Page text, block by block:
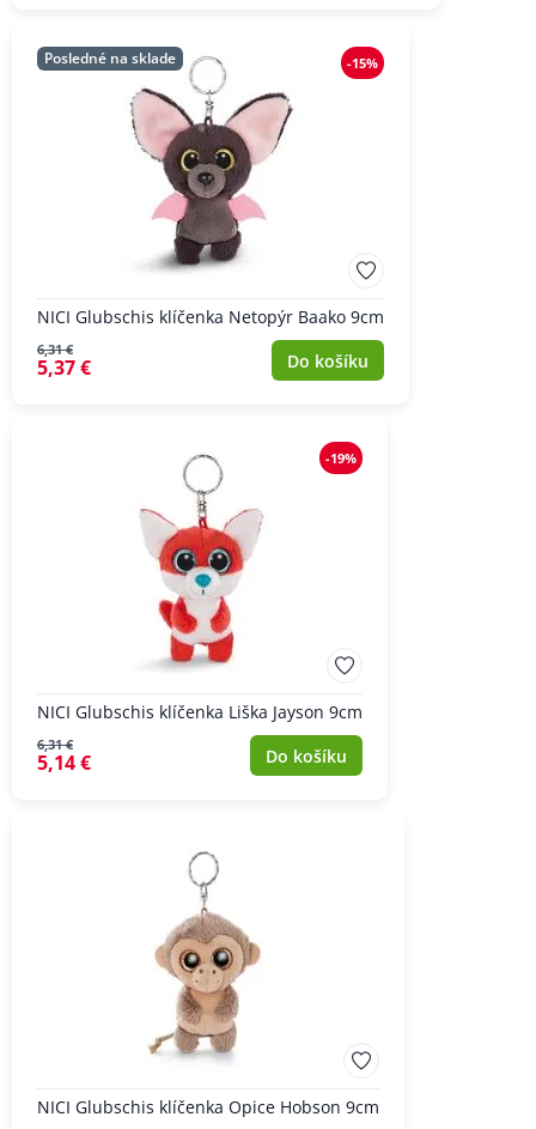
Posledné na sklade -15%
NICI Glubschis klíčenka Netopýr Baako 9cm
6,31 €
5,37 € Do košíku
-19%
NICI Glubschis klíčenka Liška Jayson 9cm
6,31 €
5,14 € Do košíku
NICI Glubschis klíčenka Opice Hobson 9cm